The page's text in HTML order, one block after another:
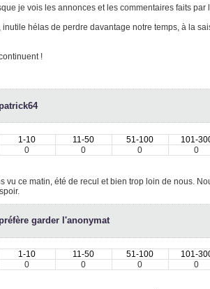
je vois les annonces et les commentaires faits
hélas de perdre davantage notre temps, à la
!
patrick64
1-10 11-50 51-100 101-
0
0 0 0
vu ce matin, été de recul et bien trop loin de nous.
préfère garder l'anonymat
1-10 11-50 51-100 101-
0
0 0 0